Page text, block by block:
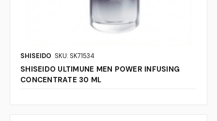
SHISEIDO SKU: SK71534
SHISEIDO ULTIMUNE MEN POWER INFUSING
CONCENTRATE 30 ML